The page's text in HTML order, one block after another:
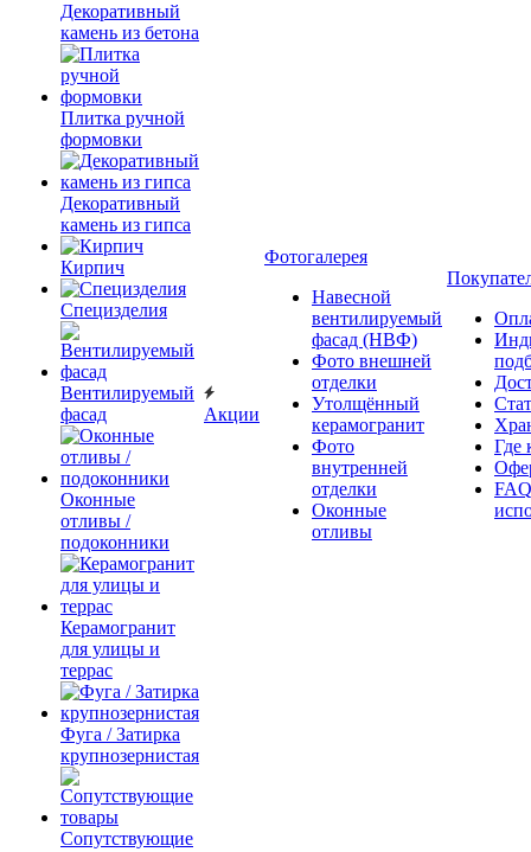
Декоративный
камень из бетона
Плитка ручной
формовки
Декоративный
камень из гипса
Кирпич
Специзделия
Вентилируемый
фасад
Оконные
отливы /
подоконники
Керамогранит
для улицы и
террас
Фуга / Затирка
крупнозернистая
Сопутствующие
Акции
Фотогалерея
Навесной
вентилируемый
фасад (НВФ)
Фото внешней
отделки
Утолщённый
керамогранит
Фото
внутренней
отделки
Оконные
отливы
Где